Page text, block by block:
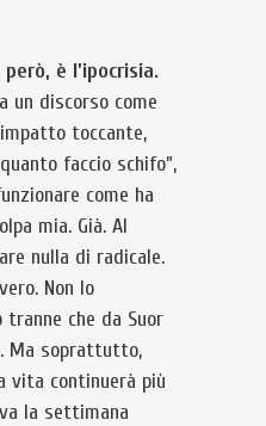
è l’ipocrisia.
un discorso come
toccante,
faccio schifo”,
come ha
mia. Già. Al
nulla di radicale.
Non lo
che da Suor
Ma soprattutto,
vita continuerà più
la settimana